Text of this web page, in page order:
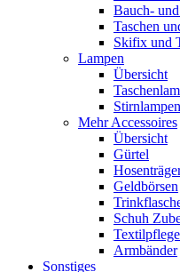
Bauch-
Taschen
Skifix und
Lampen
Übersicht
Stirnlampen
Mehr Accessoires
Übersicht
Gürtel
Geldbörsen
Schuh
Textilpflege
Armbänder
Sonstiges